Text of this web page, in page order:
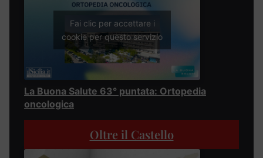
Fai clic per accettare i
cookie per questo servizio
La Buona Salute 63° puntata: Ortopedia
oncologica
Oltre il Castello